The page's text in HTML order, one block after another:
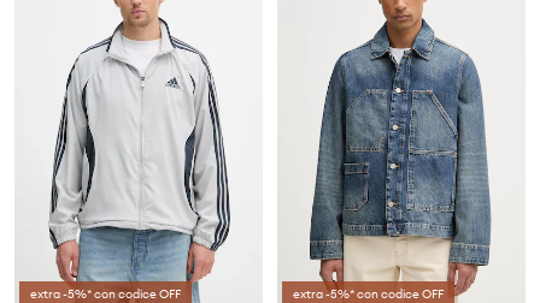
extra -5%* con codice OFF extra -5%* con codice OFF